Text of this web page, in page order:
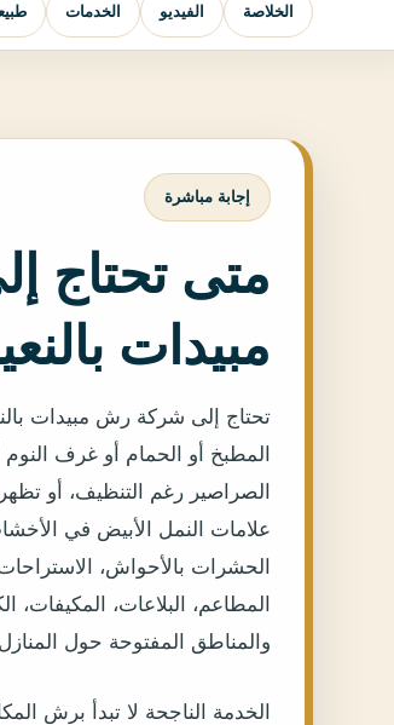
الخلاصة الفيديو الخدمات
إجابة مباشرة
متى تحتاج
مبيدات
تحتاج إلى شركة رش مبيدات
المطبخ أو الحمام أو غرف
الصراصير رغم التنظيف، أو
علامات النمل الأبيض في
الحشرات بالأحواش،
المطاعم، البلاعات، المكيفات،
والمناطق المفتوحة حول
الخدمة الناجحة لا تبدأ برش